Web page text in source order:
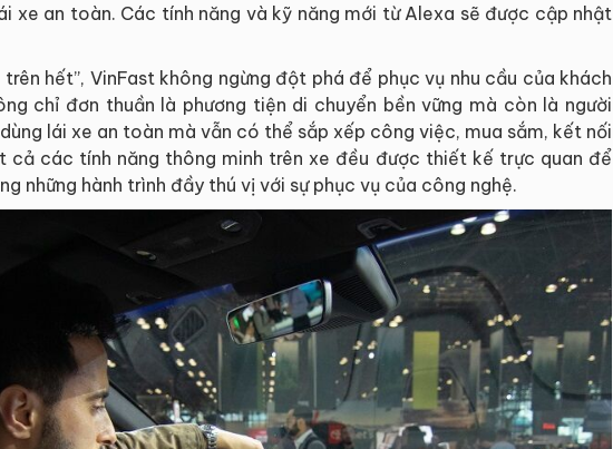
xe an toàn. Các tính năng và kỹ năng mới từ Alexa sẽ được cập nhật
hết”, VinFast không ngừng đột phá để phục vụ nhu cầu của khách
chỉ đơn thuần là phương tiện di chuyển bền vững mà còn là người
lái xe an toàn mà vẫn có thể sắp xếp công việc, mua sắm, kết nối
cả các tính năng thông minh trên xe đều được thiết kế trực quan để
những hành trình đầy thú vị với sự phục vụ của công nghệ.